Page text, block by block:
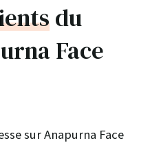
du
Face
sur Anapurna Face